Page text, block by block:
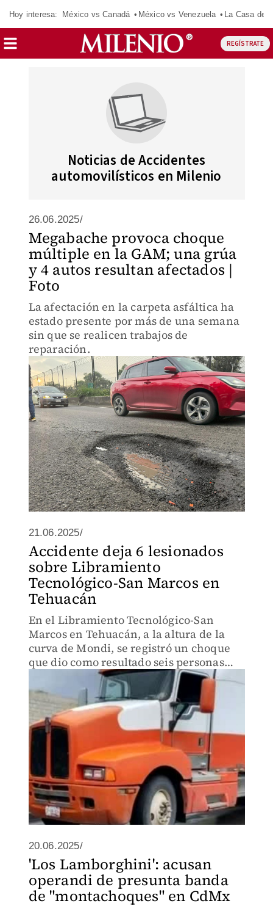
Hoy interesa: México vs Canadá México vs Venezuela La Casa de
REGÍSTRATE
Noticias de Accidentes
automovilísticos en Milenio
26.06.2025/
Megabache provoca choque
múltiple en la GAM; una grúa
y 4 autos resultan afectados |
Foto
La afectación en la carpeta asfáltica ha
estado presente por más de una semana
sin que se realicen trabajos de
reparación.
21.06.2025/
Accidente deja 6 lesionados
sobre Libramiento
Tecnológico-San Marcos en
Tehuacán
En el Libramiento Tecnológico-San
Marcos en Tehuacán, a la altura de la
curva de Mondi, se registró un choque
que dio como resultado seis personas
lesionadas, entre ellas menores de edad
y daños materiales cuantiosos.
20.06.2025/
'Los Lamborghini': acusan
operandi de presunta banda
de "montachoques" en CdMx